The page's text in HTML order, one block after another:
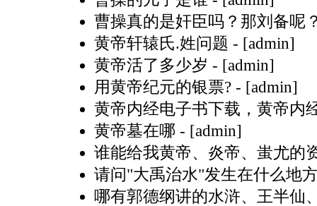
曹操真的是奸臣吗？那刘备呢
黄帝轩辕氏.姓问题 - [admin]
黄帝活了多少岁 - [admin]
用黄帝纪元的银票? - [admin]
黄帝内经电子书下载，黄帝内
黄帝墓在哪 - [admin]
谁能给我黄帝、炎帝、蚩尤的
请问"大禹治水"发生在什么地
哪有郭德纲讲的水浒、王半仙